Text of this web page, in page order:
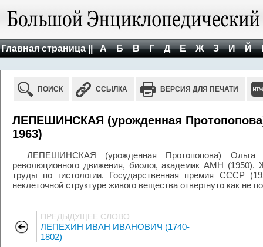
Главная страница || А Б В Г Д Е Ж З И Й
ПОИСК ССЫЛКА ВЕРСИЯ ДЛЯ ПЕЧАТИ
ЛЕПЕШИНСКАЯ (урожденная
1963)
ЛЕПЕШИНСКАЯ (урожденная Протопопова) Ольга
революционного движения, биолог, академик АМН
труды по гистологии. Государственная премия СССР
неклеточной структуре живого вещества отвергнуто как не
ПРЕДЫДУЩЕЕ СЛОВО
ЛЕПЕХИН ИВАН ИВАНОВИЧ (1740-
1802)